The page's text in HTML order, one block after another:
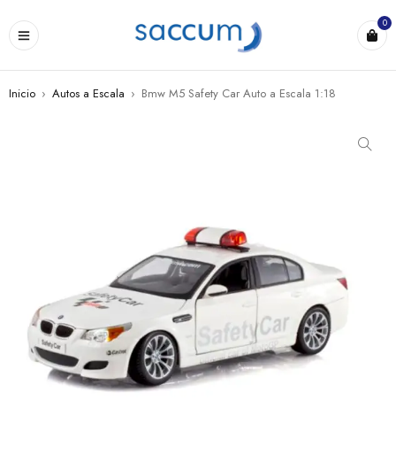
0
Inicio › Autos a Escala › Bmw M5 Safety Car Auto a Escala 1:18